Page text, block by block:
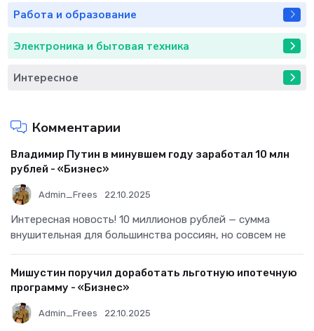
Работа и образование
Электроника и бытовая техника
Интересное
Комментарии
Владимир Путин в минувшем году заработал 10 млн
рублей - «Бизнес»
Admin_Frees 22.10.2025
Интересная новость! 10 миллионов рублей — сумма
внушительная для большинства россиян, но совсем не
Мишустин поручил доработать льготную ипотечную
программу - «Бизнес»
Admin_Frees 22.10.2025